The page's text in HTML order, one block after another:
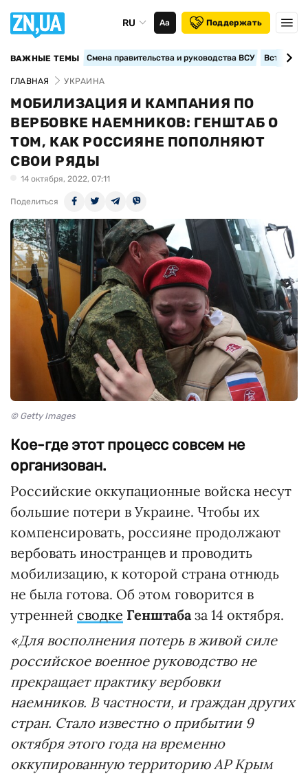
RU Аа Поддержать
ВАЖНЫЕ ТЕМЫ Смена правительства и руководства ВСУ
ГЛАВНАЯ УКРАИНА
МОБИЛИЗАЦИЯ И КАМПАНИЯ ПО
ВЕРБОВКЕ НАЕМНИКОВ: ГЕНШТАБ О
ТОМ, КАК РОССИЯНЕ ПОПОЛНЯЮТ
СВОИ РЯДЫ
14 октября, 2022, 07:11
Поделиться
© Getty Images
Кое-где этот процесс совсем не
организован.
Российские оккупационные войска несут
большие потери в Украине. Чтобы их
компенсировать, россияне продолжают
вербовать иностранцев и проводить
мобилизацию, к которой страна отнюдь
не была готова. Об этом говорится в
утренней сводке Генштабаза 14 октября.
«Для восполнения потерь в живой силе
российское военное руководство не
прекращает практику вербовки
наемников. В частности, и граждан других
стран. Стало известно о прибытии 9
октября этого года на временно
оккупированную территорию АР Крым